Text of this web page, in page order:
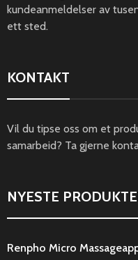
kundeanmeldelser av
ett sted.
KONTAKT
Vil du tipse oss om et
samarbeid? Ta gjerne
NYESTE
Renpho Micro